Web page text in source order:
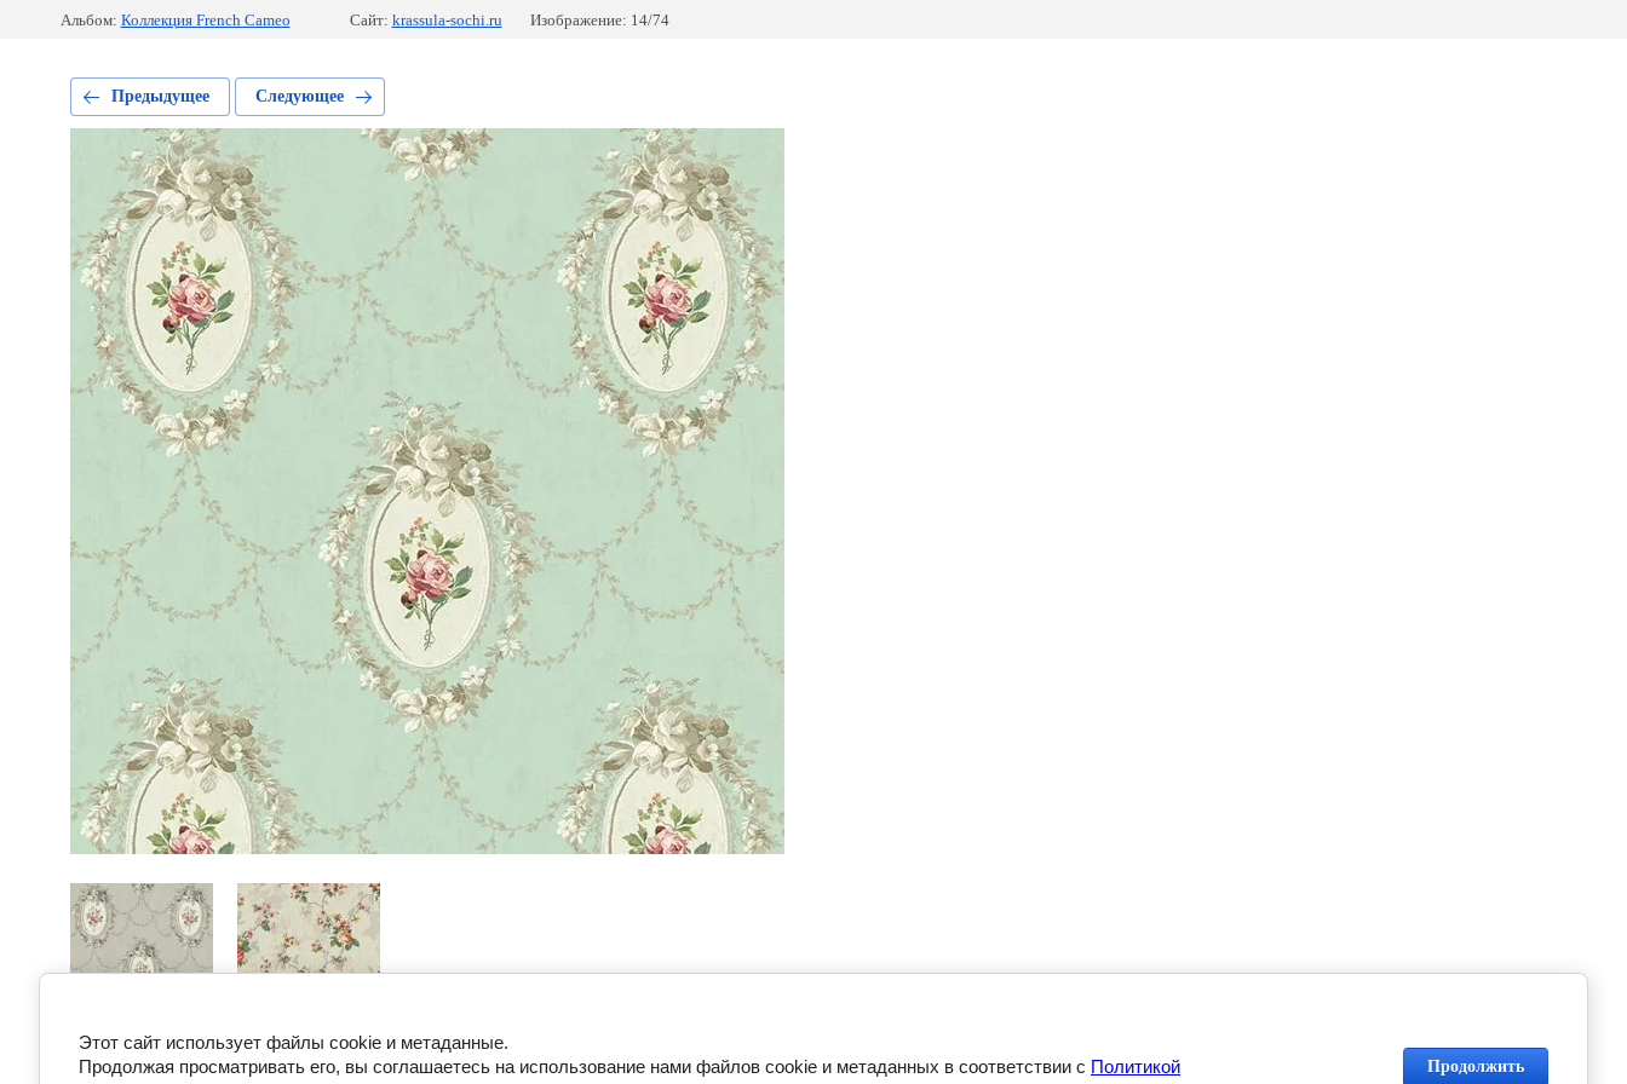
Альбом: Коллекция French Cameo Сайт: krassula-sochi.ru Изображение: 14/74
Предыдущее Следующее
Предыдущее Следующее
Этот сайт использует файлы cookie и метаданные.
Продолжая просматривать его, вы соглашаетесь на использование нами файлов cookie и метаданных в соответствии с Политикой
Продолжить